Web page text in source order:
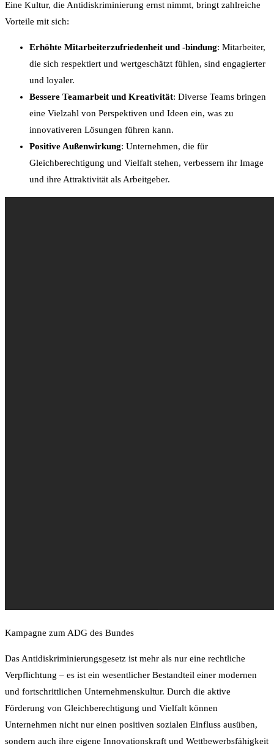
Eine Kultur, die Antidiskriminierung ernst nimmt, bringt zahlreiche
Vorteile mit sich:
Erhöhte Mitarbeiterzufriedenheit und -bindung: Mitarbeiter,
die sich respektiert und wertgeschätzt fühlen, sind engagierter
und loyaler.
Bessere Teamarbeit und Kreativität: Diverse Teams bringen
eine Vielzahl von Perspektiven und Ideen ein, was zu
innovativeren Lösungen führen kann.
Positive Außenwirkung: Unternehmen, die für
Gleichberechtigung und Vielfalt stehen, verbessern ihr Image
und ihre Attraktivität als Arbeitgeber.
Kampagne zum ADG des Bundes
Das Antidiskriminierungsgesetz ist mehr als nur eine rechtliche
Verpflichtung – es ist ein wesentlicher Bestandteil einer modernen
und fortschrittlichen Unternehmenskultur. Durch die aktive
Förderung von Gleichberechtigung und Vielfalt können
Unternehmen nicht nur einen positiven sozialen Einfluss ausüben,
sondern auch ihre eigene Innovationskraft und Wettbewerbsfähigkeit